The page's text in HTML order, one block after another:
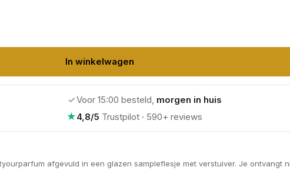
In winkelwagen
✓Voor 15:00 besteld, morgen in huis
★4,8/5 Trustpilot · 590+ reviews
afgevuld in een glazen sampleflesje met verstuiver. Je ontvangt